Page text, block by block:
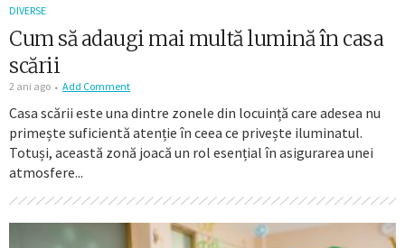
DIVERSE
Cum să adaugi mai multă lumină în casa
scării
2 ani ago Add Comment
Casa scării este una dintre zonele din locuință care adesea nu
primește suficientă atenție în ceea ce privește iluminatul.
Totuși, această zonă joacă un rol esențial în asigurarea unei
atmosfere...